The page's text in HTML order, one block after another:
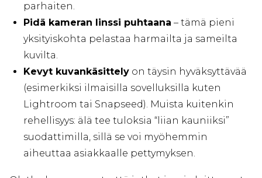
parhaiten.
Pidä kameran linssi puhtaana – tämä pieni
yksityiskohta pelastaa harmailta ja sameilta
kuvilta.
Kevyt kuvankäsittely on täysin hyväksyttävää
(esimerkiksi ilmaisilla sovelluksilla kuten
Lightroom tai Snapseed). Muista kuitenkin
rehellisyys: älä tee tuloksia “liian kauniiksi”
suodattimilla, sillä se voi myöhemmin
aiheuttaa asiakkaalle pettymyksen.